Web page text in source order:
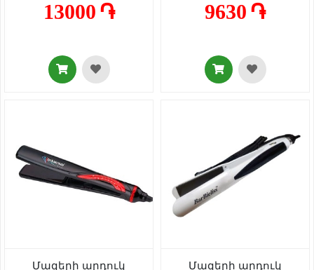
13000 ֏ 9630 ֏
Մազերի արդուկ Մազերի արդուկ